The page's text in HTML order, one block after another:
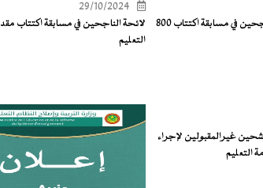
اللائحة النهائية للناجحين في مسابقة اكتتاب 800
29/10/2024
لائحة الناجحين في مسابقة اكتتاب
التعليم
غيرالمقبولين لإجراء
التعليم